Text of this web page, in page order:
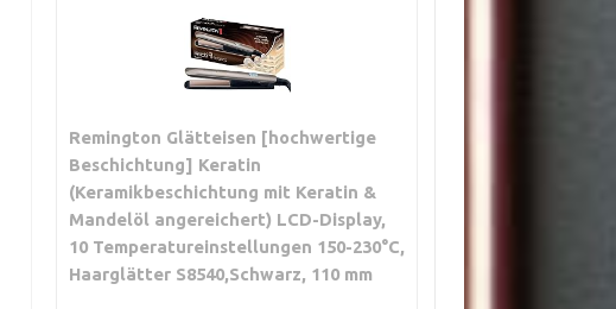
Remington Glätteisen [hochwertige
Beschichtung] Keratin
(Keramikbeschichtung mit Keratin &
Mandelöl angereichert) LCD-Display,
10 Temperatureinstellungen 150-230°C,
Haarglätter S8540,Schwarz, 110 mm